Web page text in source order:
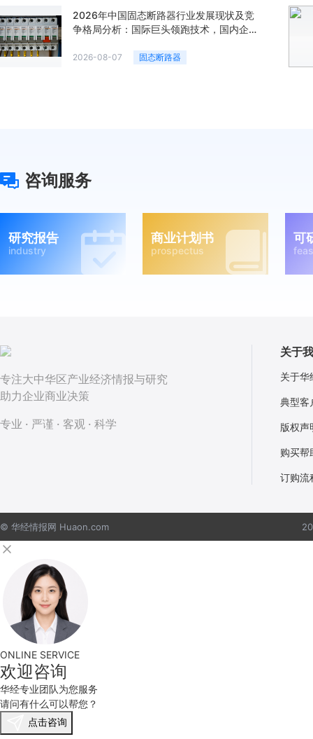
2026年中国固态断路器行业发展现状及竞
争格局分析：国际巨头领跑技术，国内企业
2026-08-07 固态断路器
咨询服务
研究报告
industry
商业计划书
prospectus
可
专注大中华区产业经济情报与研究
助力企业商业决策
专业 · 严谨 · 客观 · 科学
关于
关于华
典型客
版权声
购买帮
订购流
© 华经情报网 Huaon.com
ONLINE SERVICE
欢迎咨询
华经专业团队为您服务
请问有什么可以帮您？
点击咨询